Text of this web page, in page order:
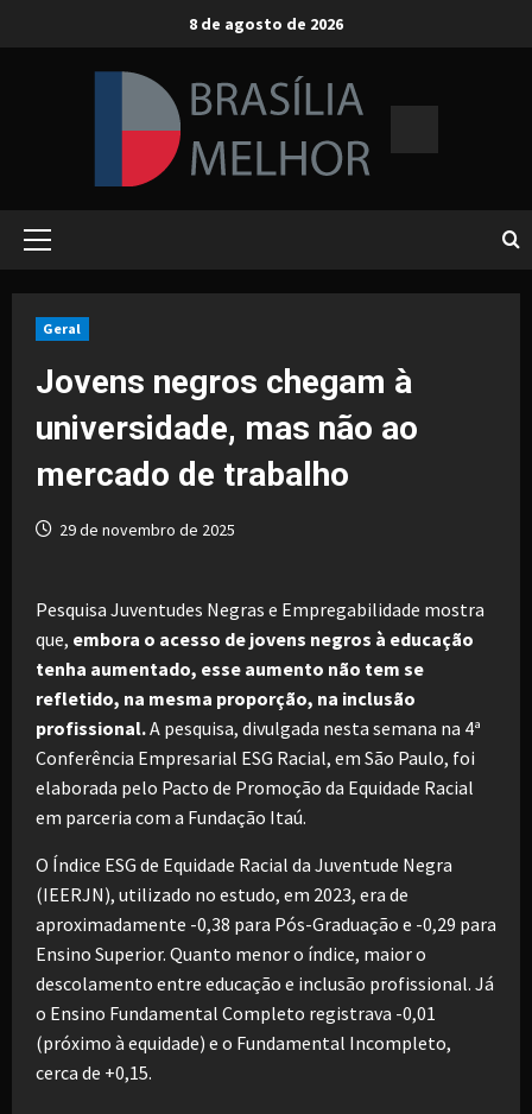
8 de agosto de 2026
Primary
Geral
Jovens negros chegam à
universidade, mas não ao
mercado de trabalho
29 de novembro de 2025
Pesquisa Juventudes Negras e Empregabilidade mostra
que, embora o acesso de jovens negros à educação
tenha aumentado, esse aumento não tem se
refletido, na mesma proporção, na inclusão
profissional.A pesquisa, divulgada nesta semana na 4ª
Conferência Empresarial ESG Racial, em São Paulo, foi
elaborada pelo Pacto de Promoção da Equidade Racial
em parceria com a Fundação Itaú.
O Índice ESG de Equidade Racial da Juventude Negra
(IEERJN), utilizado no estudo, em 2023, era de
aproximadamente -0,38 para Pós-Graduação e -0,29 para
Ensino Superior. Quanto menor o índice, maior o
descolamento entre educação e inclusão profissional. Já
o Ensino Fundamental Completo registrava -0,01
(próximo à equidade) e o Fundamental Incompleto,
cerca de +0,15.